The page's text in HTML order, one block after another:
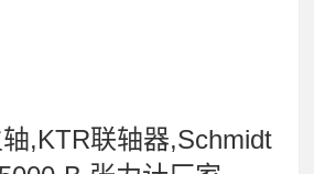
,KTR联轴器,Schmidt